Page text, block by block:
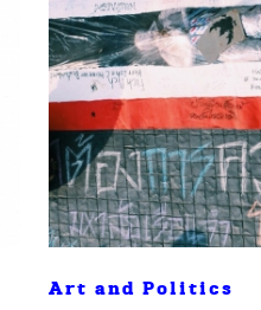
Art and Politics